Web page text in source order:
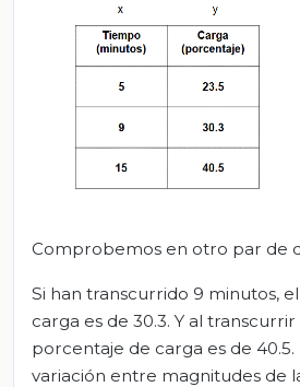
Comprobemos en otro par de
Si han transcurrido 9 minutos,
carga es de 30.3. Y al
porcentaje de carga es de
variación entre magnitudes de